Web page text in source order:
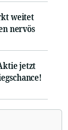
weitet
nervös
jetzt